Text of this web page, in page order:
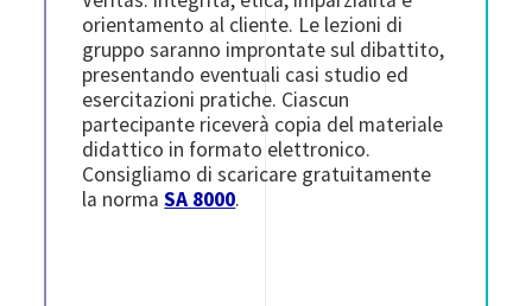
orientamento al cliente. Le lezioni di
gruppo saranno improntate sul dibattito,
presentando eventuali casi studio ed
esercitazioni pratiche. Ciascun
partecipante riceverà copia del materiale
didattico in formato elettronico.
Consigliamo di scaricare gratuitamente
la normaSA 8000.